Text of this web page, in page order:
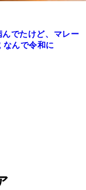
でたけど、マレー
なんで令和に